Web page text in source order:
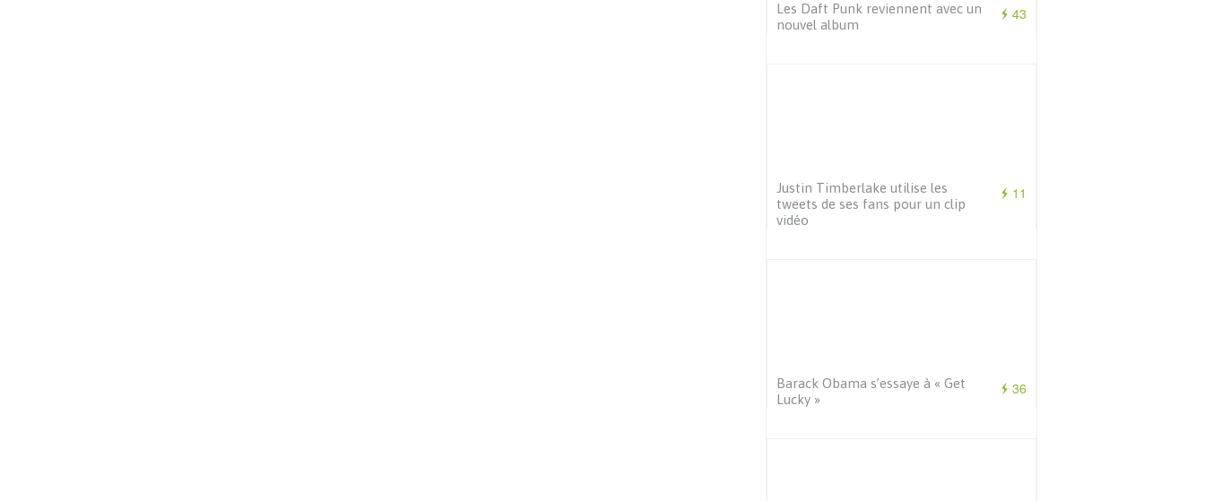
43
Les Daft Punk reviennent avec un
nouvel album
11
Justin Timberlake utilise les
tweets de ses fans pour un clip
vidéo
36
Barack Obama s’essaye à « Get
Lucky »